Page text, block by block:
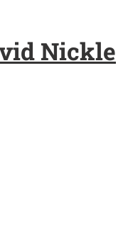
Nickle